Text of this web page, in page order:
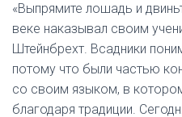
«Выпрямите лошадь и
веке наказывал своим
Штейнбрехт. Всадники
потому что были частью
со своим языком, в
благодаря традиции.